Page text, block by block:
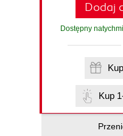
Dodaj
Dostępny
Kup